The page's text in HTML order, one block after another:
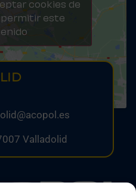
cookies de
este
Valladolid